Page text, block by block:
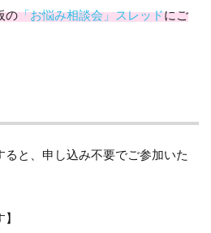
の「お悩み相談会」スレッドにご
と、申し込み不要でご参加いた